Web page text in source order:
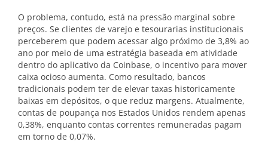
O problema, contudo, está na pressão marginal sobre
preços. Se clientes de varejo e tesourarias institucionais
perceberem que podem acessar algo próximo de 3,8% ao
ano por meio de uma estratégia baseada em atividade
dentro do aplicativo da Coinbase, o incentivo para mover
caixa ocioso aumenta. Como resultado, bancos
tradicionais podem ter de elevar taxas historicamente
baixas em depósitos, o que reduz margens. Atualmente,
contas de poupança nos Estados Unidos rendem apenas
0,38%, enquanto contas correntes remuneradas pagam
em torno de 0,07%.